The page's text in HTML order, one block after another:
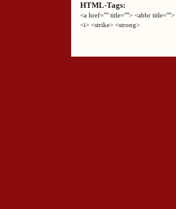
HTML-Tags:
<a href="" title=""> <abbr
<i> <strike> <strong>